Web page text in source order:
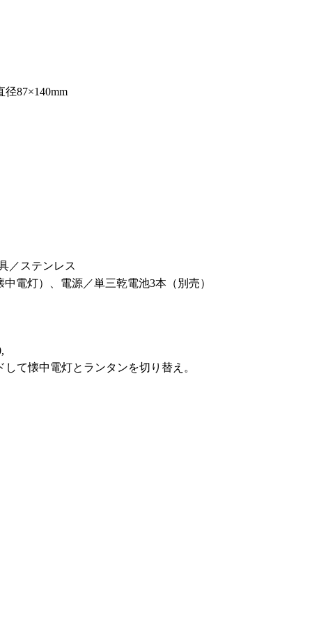
87×140mm
／ステンレス
電灯）、電源／単三乾電池3本（別売）
て懐中電灯とランタンを切り替え。